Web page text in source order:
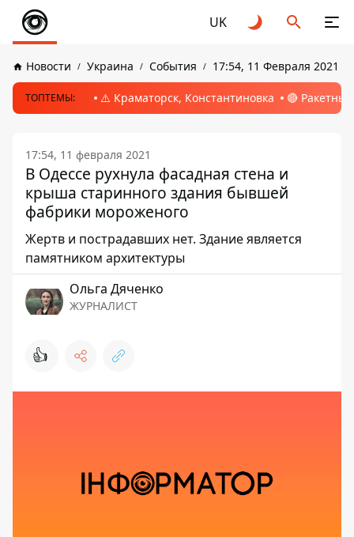
UK
Новости Украина События 17:54, 11 Февраля 2021
ТОПТЕМЫ: ⚠️ Краматорск, Константиновка 🔴
17:54, 11 февраля 2021
В Одессе рухнула фасадная стена и
крыша старинного здания бывшей
фабрики мороженого
Жертв и пострадавших нет. Здание является
памятником архитектуры
Ольга Дяченко
ЖУРНАЛИСТ
👍